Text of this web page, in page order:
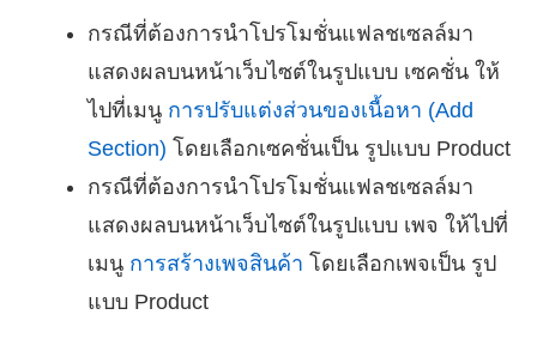
กรณีที่ต้องการนำโปรโมชั่นแฟลชเซลล์มา
แสดงผลบนหน้าเว็บไซต์ในรูปแบบ เซคชั่น ให้
ไปที่เมนู การปรับแต่งส่วนของเนื้อหา (Add
Section) โดยเลือกเซคชั่นเป็น รูปแบบ Product
กรณีที่ต้องการนำโปรโมชั่นแฟลชเซลล์มา
แสดงผลบนหน้าเว็บไซต์ในรูปแบบ เพจ ให้ไปที่
เมนู การสร้างเพจสินค้า โดยเลือกเพจเป็น รูป
แบบ Product